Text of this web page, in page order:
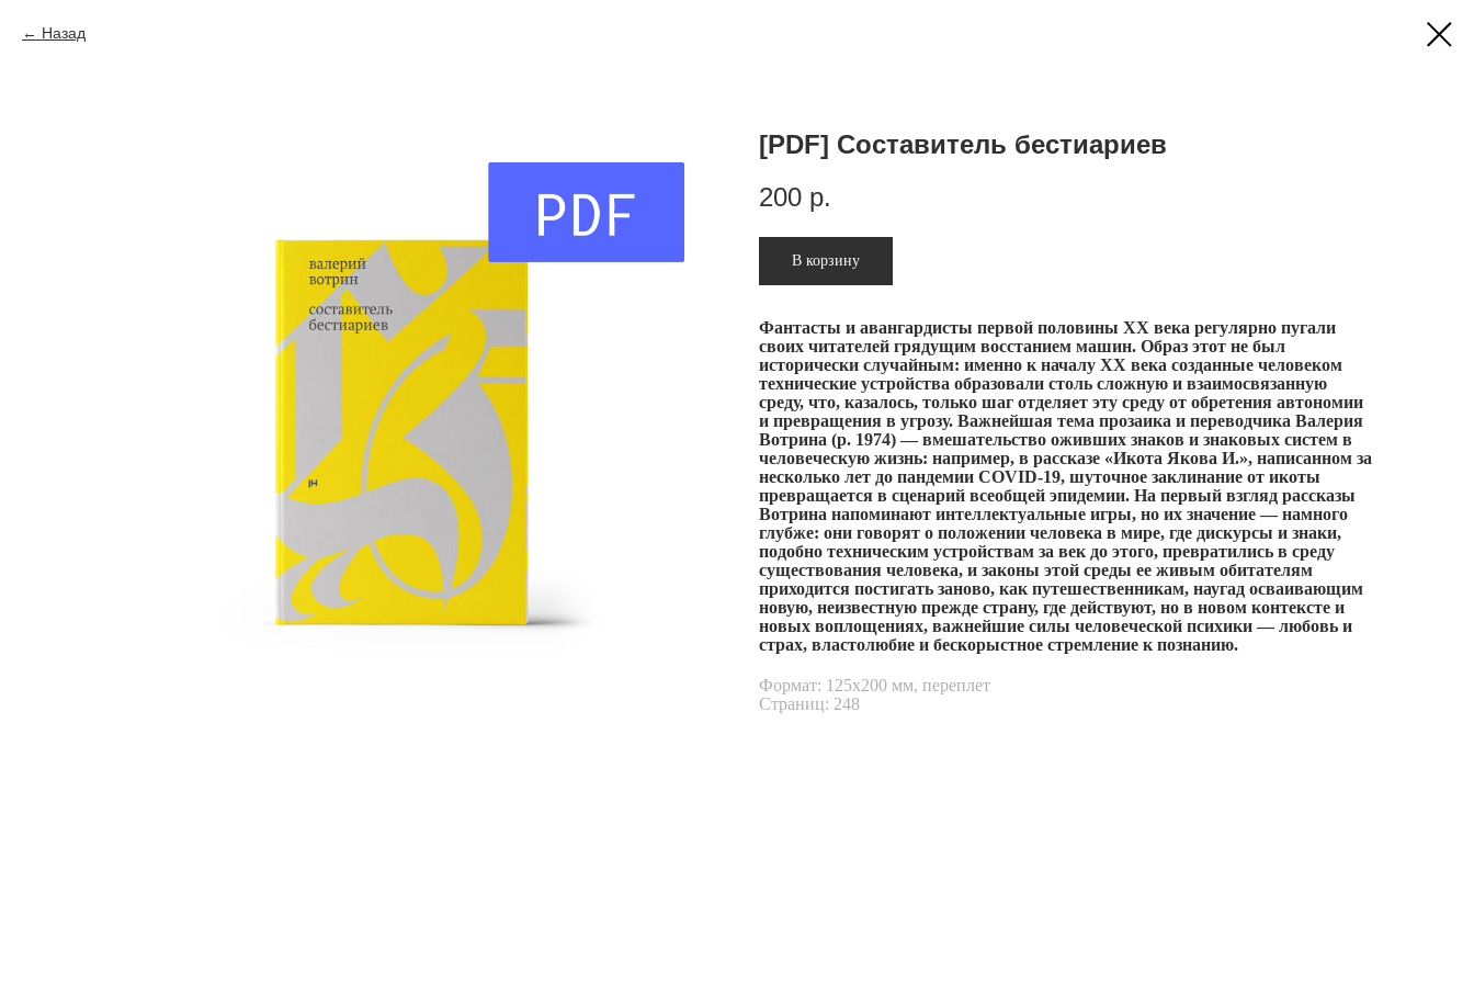
Назад
[PDF] Составитель бестиариев
200 р.
В корзину
Фантасты и авангардисты первой половины ХХ века регулярно пугали
своих читателей грядущим восстанием машин. Образ этот не был
исторически случайным: именно к началу ХХ века созданные человеком
технические устройства образовали столь сложную и взаимосвязанную
среду, что, казалось, только шаг отделяет эту среду от обретения автономии
и превращения в угрозу. Важнейшая тема прозаика и переводчика Валерия
Вотрина (р. 1974) — вмешательство оживших знаков и знаковых систем в
человеческую жизнь: например, в рассказе «Икота Якова И.», написанном за
несколько лет до пандемии COVID-19, шуточное заклинание от икоты
превращается в сценарий всеобщей эпидемии. На первый взгляд рассказы
Вотрина напоминают интеллектуальные игры, но их значение — намного
глубже: они говорят о положении человека в мире, где дискурсы и знаки,
подобно техническим устройствам за век до этого, превратились в среду
существования человека, и законы этой среды ее живым обитателям
приходится постигать заново, как путешественникам, наугад осваивающим
новую, неизвестную прежде страну, где действуют, но в новом контексте и
новых воплощениях, важнейшие силы человеческой психики — любовь и
страх, властолюбие и бескорыстное стремление к познанию.
Формат: 125х200 мм, переплет
Страниц: 248